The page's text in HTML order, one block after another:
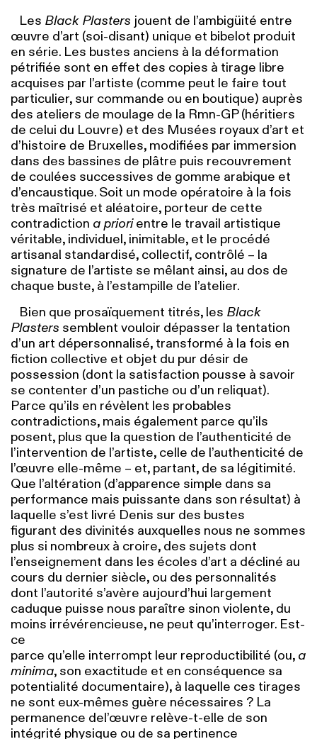
Les Black Plasters jouent de l’ambigüité entre
œuvre d’art (soi-disant) unique et bibelot produit
en série. Les bustes anciens à la déformation
pétrifiée sont en effet des copies à tirage libre
acquises par l’artiste (comme peut le faire tout
particulier, sur commande ou en boutique) auprès
des ateliers de moulage de la Rmn-GP (héritiers
de celui du Louvre) et des Musées royaux d’art et
d’histoire de Bruxelles, modifiées par immersion
dans des bassines de plâtre puis recouvrement
de coulées successives de gomme arabique et
d’encaustique. Soit un mode opératoire à la fois
très maîtrisé et aléatoire, porteur de cette
contradiction a priorientre le travail artistique
véritable, individuel, inimitable, et le procédé
artisanal standardisé, collectif, contrôlé – la
signature de l’artiste se mêlant ainsi, au dos de
chaque buste, à l’estampille de l’atelier.
Bien que prosaïquement titrés, les Black
Plasters semblent vouloir dépasser la tentation
d’un art dépersonnalisé, transformé à la fois en
fiction collective et objet du pur désir de
possession (dont la satisfaction pousse à savoir
se contenter d’un pastiche ou d’un reliquat).
Parce qu’ils en révèlent les probables
contradictions, mais également parce qu’ils
posent, plus que la question de l’authenticité de
l’intervention de l’artiste, celle de l’authenticité de
l’œuvre elle-même – et, partant, de sa légitimité.
Que l’altération (d’apparence simple dans sa
performance mais puissante dans son résultat) à
laquelle s’est livré Denis sur des bustes
figurant des divinités auxquelles nous ne sommes
plus si nombreux à croire, des sujets dont
l’enseignement dans les écoles d’art a décliné au
cours du dernier siècle, ou des personnalités
dont l’autorité s’avère aujourd’hui largement
caduque puisse nous paraître sinon violente, du
moins irrévérencieuse, ne peut qu’interroger. Est-
ce
parce qu’elle interrompt leur reproductibilité (ou, a
minima, son exactitude et en conséquence sa
potentialité documentaire), à laquelle ces tirages
ne sont eux-mêmes guère nécessaires ? La
permanence del’œuvre relève-t-elle de son
intégrité physique ou de sa pertinence